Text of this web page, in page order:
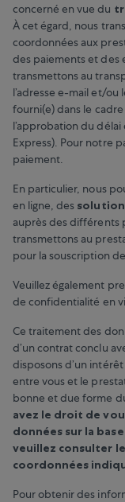
concerné en vue du
À cet égard, nous
coordonnées aux
des paiements et des
transmettons au
l’adresse e-mail et/
fourni(e) dans le
l’approbation du
Express). Pour notre
paiement.
En particulier, nous
en ligne, des
auprès des différents
transmettons au
pour la souscription
Veuillez également
de confidentialité en
Ce traitement des
d’un contrat conclu
disposons d’un
entre vous et le
bonne et due forme
avez le droit de
données sur la
veuillez consulter
coordonnées
Pour obtenir des